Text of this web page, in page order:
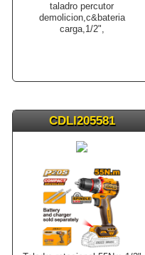
taladro percutor
demolicion,c&bateria
carga,1/2",
CDLI205581